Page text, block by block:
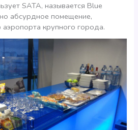
SATA, называется Blue
абсурдное помещение,
аэропорта крупного города.